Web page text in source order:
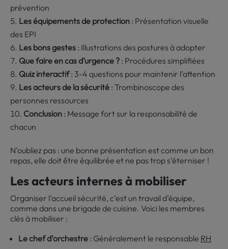
prévention
Les équipements de protection : Présentation visuelle
des EPI
Les bons gestes : Illustrations des postures à adopter
Que faire en cas d’urgence ? : Procédures simplifiées
Quiz interactif: 3-4 questions pour maintenir l’attention
Les acteurs de la sécurité : Trombinoscope des
personnes ressources
Conclusion : Message fort sur la responsabilité de
chacun
N’oubliez pas : une bonne présentation est comme un bon
repas, elle doit être équilibrée et ne pas trop s’éterniser !
Les acteurs internes à mobiliser
Organiser l’accueil sécurité, c’est un travail d’équipe,
comme dans une brigade de cuisine. Voici les membres
clés à mobiliser :
Le chef d’orchestre : Généralement le responsable RH